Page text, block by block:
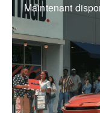
Maintenant